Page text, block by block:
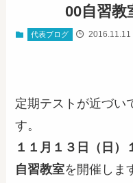
00自習教
代表ブログ 2016.11.11
定期テストが近づい
す。
１１月１３日（日
自習教室を開催しま